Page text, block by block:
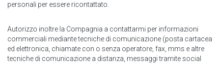
personali per essere ricontattato.
Autorizzo inoltre la Compagnia a contattarmi per informazioni
commerciali mediante tecniche di comunicazione (posta cartacea
ed elettronica, chiamate con o senza operatore, fax, mms e altre
tecniche di comunicazione a distanza, messaggi tramite social